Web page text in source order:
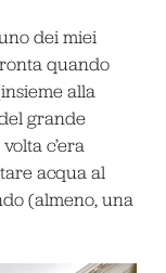
dei miei
quando
alla
grande
c’era
acqua al
(almeno, una